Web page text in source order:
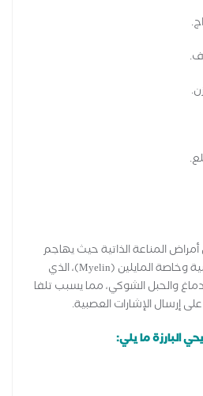
المناعة الذاتية حيث يهاجم
الجهاز المناعي الألياف العصبية وخاصة المايلين (Myelin)، الذي
والحبل الشوكي، مما يسبب تلفا
إرسال الإشارات العصبية.
البارزة ما يلي: